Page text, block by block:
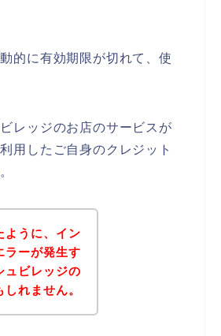
的に有効期限が切れて、使
レッジのお店のサービスが
用したご自身のクレジット
ように、イン
ラーが発生す
ュビレッジの
れません。